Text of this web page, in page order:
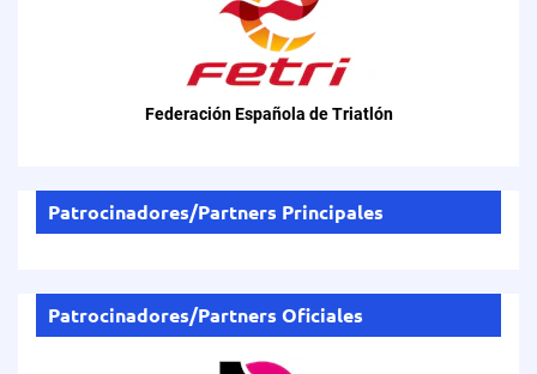
Federación Española de Triatlón
Patrocinadores/Partners Principales
Patrocinadores/Partners Oficiales